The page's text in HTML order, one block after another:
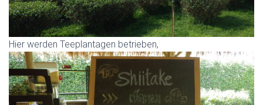
Hier werden Teeplantagen betrieben,